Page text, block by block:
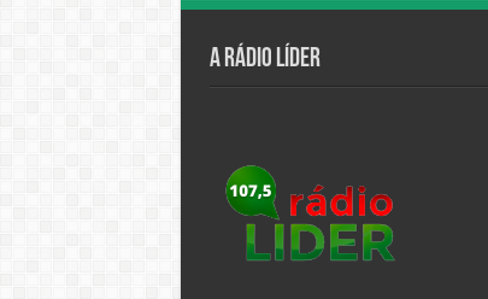
A Rádio Líder